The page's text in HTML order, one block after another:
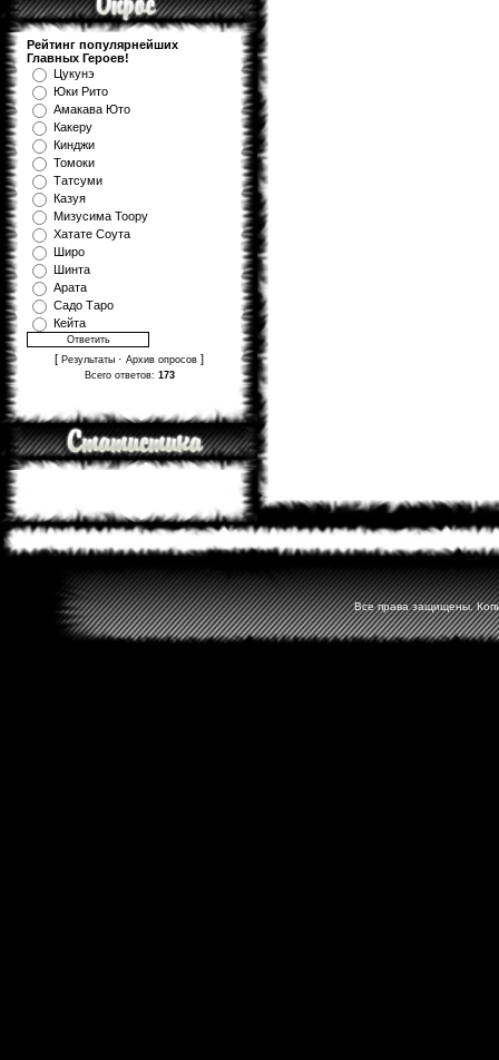
Рейтинг популярнейших
Главных Героев!
Цукунэ
Юки Рито
Амакава Юто
Какеру
Кинджи
Томоки
Татсуми
Казуя
Мизуcима Тоору
Хатате Соута
Широ
Шинта
Арата
Садо Таро
Кейта
[ Результаты · Архив опросов ]
Всего ответов: 173
Все права защищены.